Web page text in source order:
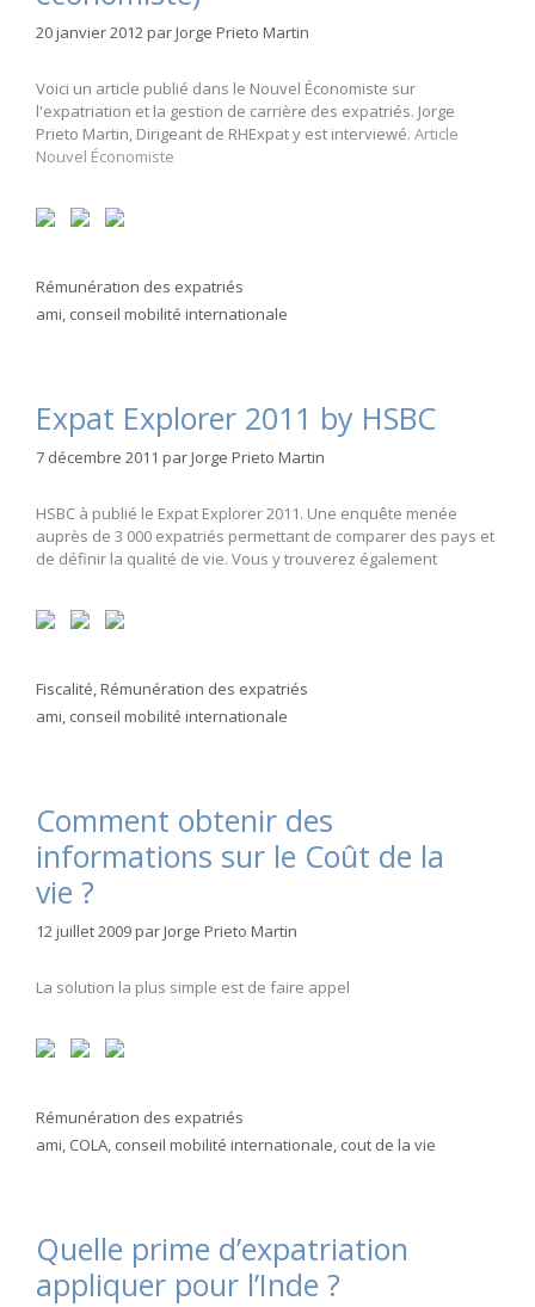
20 janvier 2012 parJorge Prieto Martin
Voici un article publié dans le Nouvel Économiste sur
l'expatriation et la gestion de carrière des expatriés. Jorge
Prieto Martin, Dirigeant de RHExpat y est interviewé. Article
Nouvel Économiste
Catégories
Rémunération des expatriés
Étiquettes
ami, conseil mobilité internationale
Expat Explorer 2011 by HSBC
7 décembre 2011 parJorge Prieto Martin
HSBC à publié le Expat Explorer 2011. Une enquête menée
auprès de 3 000 expatriés permettant de comparer des pays et
de définir la qualité de vie. Vous y trouverez également
Catégories
Fiscalité,Rémunération des expatriés
Étiquettes
ami, conseil mobilité internationale
Comment obtenir des
informations sur le Coût de la
vie ?
12 juillet 2009parJorge Prieto Martin
La solution la plus simple est de faire appel
Catégories
Rémunération des expatriés
Étiquettes
ami, COLA, conseil mobilité internationale, cout de la vie
Quelle prime d’expatriation
appliquer pour l’Inde ?